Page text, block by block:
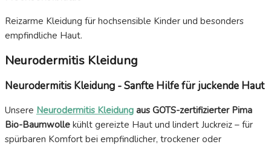
Reizarme Kleidung für hochsensible Kinder und besonders
empfindliche Haut.
Neurodermitis Kleidung
Neurodermitis Kleidung - Sanfte Hilfe für juckende Haut
Unsere Neurodermitis Kleidung aus GOTS-zertifizierter Pima
Bio-Baumwolle kühlt gereizte Haut und lindert Juckreiz – für
spürbaren Komfort bei empfindlicher, trockener oder